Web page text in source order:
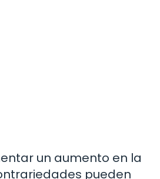
un aumento en la
pueden